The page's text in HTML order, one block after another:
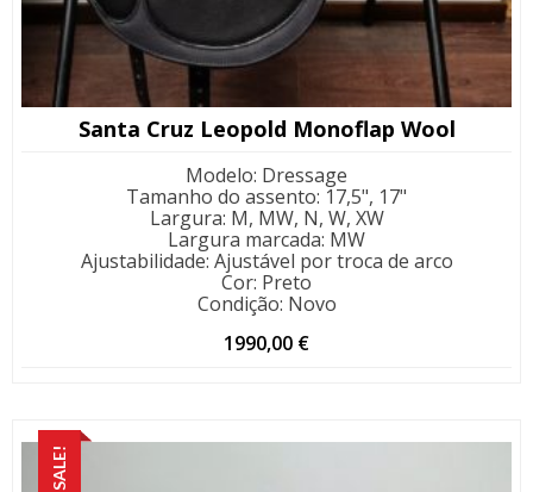
Santa Cruz Leopold Monoflap Wool
Modelo: Dressage
Tamanho do assento: 17,5", 17"
Largura: M, MW, N, W, XW
Largura marcada: MW
Ajustabilidade: Ajustável por troca de arco
Cor: Preto
Condição: Novo
1990,00 €
SALE!